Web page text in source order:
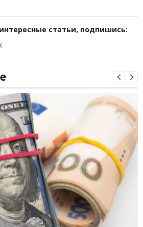
статьи, подпишись: